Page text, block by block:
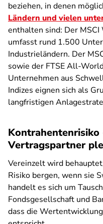
beziehen, in denen
Ländern und vielen
enthalten sind: Der
umfasst rund 1.500
Industrieländern. Der
sowie der FTSE All-
Unternehmen aus
Indizes eignen sich als
langfristigen
Kontrahentenrisiko
Vertragspartner
Vereinzelt wird
Risiko bergen, wenn sie
handelt es sich um
Fondsgesellschaft und
dass die